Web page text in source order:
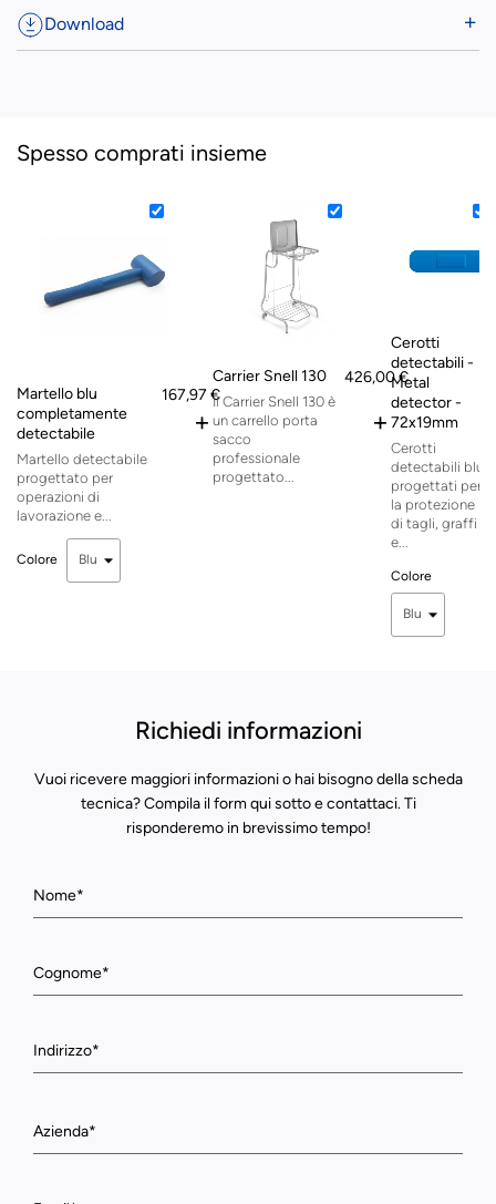
Download
Spesso comprati insieme
Martello blu
completamente
detectabile
Martello detectabile
progettato per
operazioni di
lavorazione e...
167,97 €
Colore
+
Carrier Snell 130
Il Carrier Snell 130 è
un carrello porta
sacco
professionale
progettato...
426,00 €
+
Cerotti
detectabili -
Metal
detector -
72x19mm
Cerotti
detectabili blu
progettati per
la protezione
di tagli, graffi
e...
Colore
Richiedi informazioni
Vuoi ricevere maggiori informazioni o hai bisogno della scheda
tecnica? Compila il form qui sotto e contattaci. Ti
risponderemo in brevissimo tempo!